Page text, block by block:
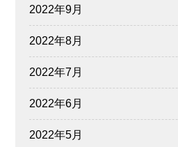
2022年9月
2022年8月
2022年7月
2022年6月
2022年5月